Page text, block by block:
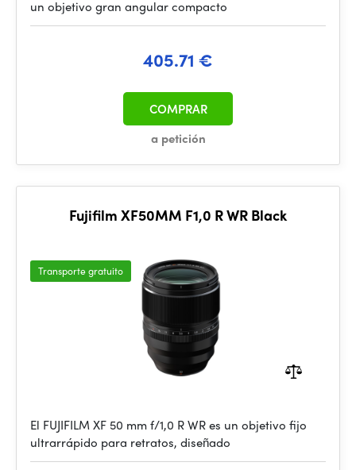
un objetivo gran angular compacto
405.71 €
a petición
COMPRAR
Fujifilm XF50MM F1,0 R WR Black
Transporte gratuito
El FUJIFILM XF 50 mm f/1,0 R WR es un objetivo fijo
ultrarrápido para retratos, diseñado